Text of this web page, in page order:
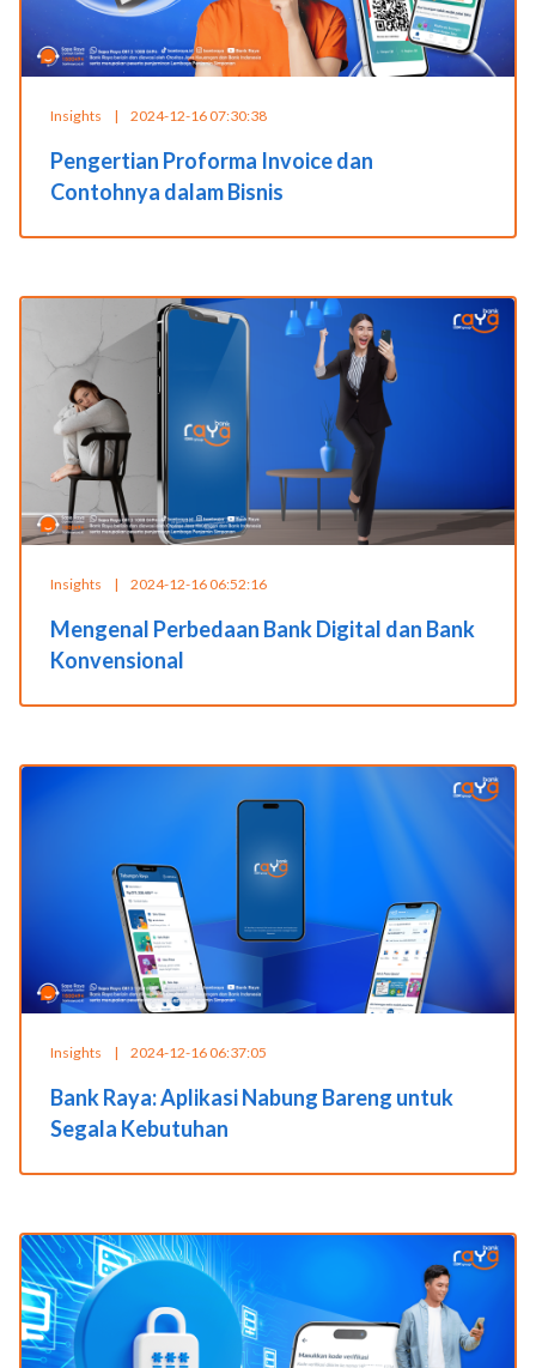
Insights | 2024-12-16 07:30:38
Pengertian Proforma Invoice dan
Contohnya dalam Bisnis
Insights | 2024-12-16 06:52:16
Mengenal Perbedaan Bank Digital dan Bank
Konvensional
Insights | 2024-12-16 06:37:05
Bank Raya: Aplikasi Nabung Bareng untuk
Segala Kebutuhan